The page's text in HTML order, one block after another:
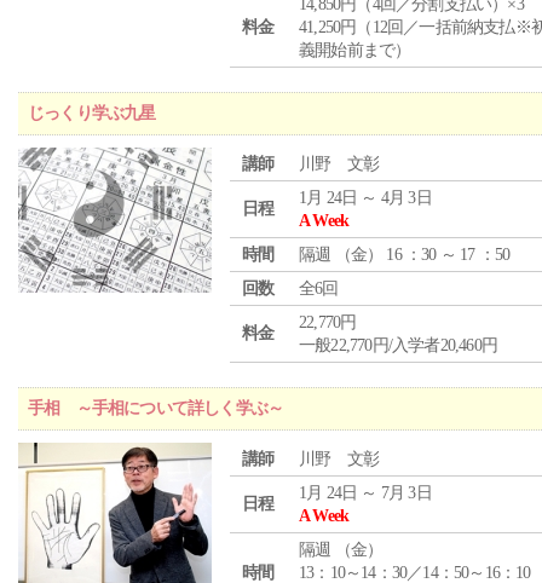
料金
14,850円（4回／分割支払い）×3
41,250円（12回／一括前納支払※
義開始前まで）
じっくり学ぶ九星
講師 川野 文彰
日程
1月 24日 ～ 4月 3日
A Week
時間
隔週 （金） 16 ：30 ～ 17 ：50
回数
全6回
料金
22,770円
一般22,770円/入学者20,460円
手相 ～手相について詳しく学ぶ～
講師 川野 文彰
日程
1月 24日 ～ 7月 3日
A Week
時間
隔週 （金）
13：10～14：30／14：50～16：10